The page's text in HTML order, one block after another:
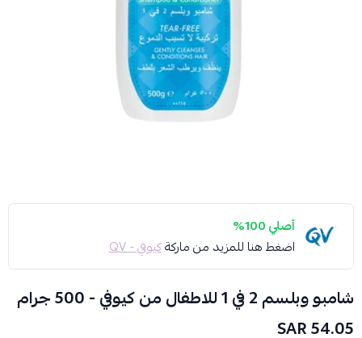
أصلي 100%
اضغط هنا للمزيد من ماركةكيوفي - QV
شامبو وبلسم 2 في 1 للاطفال من كيوفي - 500 جرام
54.05 SAR